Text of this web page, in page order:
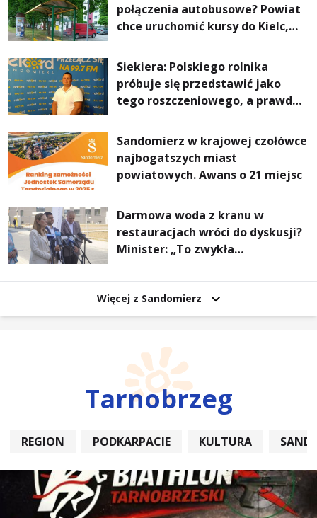
połączenia autobusowe? Powiat
chce uruchomić kursy do Kielc,
Siekiera: Polskiego rolnika
próbuje się przedstawić jako
tego roszczeniowego, a prawda
Sandomierz w krajowej czołówce
najbogatszych miast
powiatowych. Awans o 21 miejsc
Darmowa woda z kranu w
restauracjach wróci do dyskusji?
Minister: „To zwykła
Więcej z Sandomierz
Tarnobrzeg
REGION PODKARPACIE KULTURA